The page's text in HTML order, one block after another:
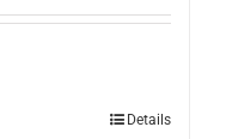
Details